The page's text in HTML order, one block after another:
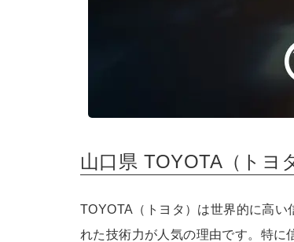
山口県 TOYOTA（トヨ
TOYOTA（トヨタ）は世界的に高
れた技術力が人気の理由です。特